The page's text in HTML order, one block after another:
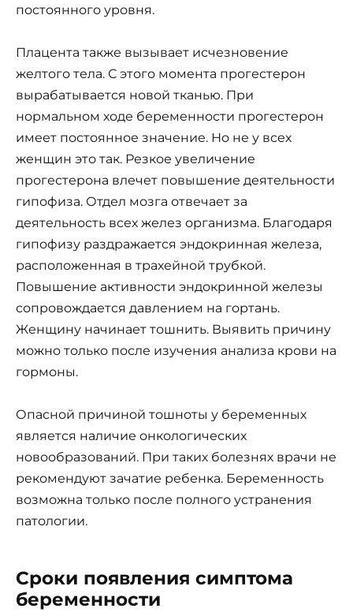
постоянного уровня.
Плацента также вызывает исчезновение
желтого тела. С этого момента прогестерон
вырабатывается новой тканью. При
нормальном ходе беременности прогестерон
имеет постоянное значение. Но не у всех
женщин это так. Резкое увеличение
прогестерона влечет повышение деятельности
гипофиза. Отдел мозга отвечает за
деятельность всех желез организма. Благодаря
гипофизу раздражается эндокринная железа,
расположенная в трахейной трубкой.
Повышение активности эндокринной железы
сопровождается давлением на гортань.
Женщину начинает тошнить. Выявить причину
можно только после изучения анализа крови на
гормоны.
Опасной причиной тошноты у беременных
является наличие онкологических
новообразований. При таких болезнях врачи не
рекомендуют зачатие ребенка. Беременность
возможна только после полного устранения
патологии.
Сроки появления симптома
беременности